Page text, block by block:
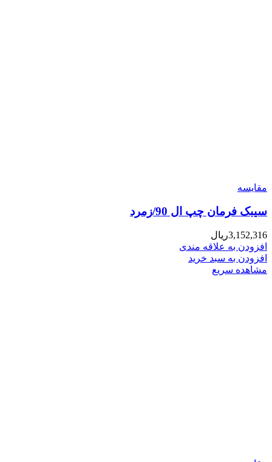
مقایسه
سیبک فرمان چپ ال 90/زمرد
3,152,316ریال
افزودن به علاقه مندی
افزودن به سبد خرید
مشاهده سریع